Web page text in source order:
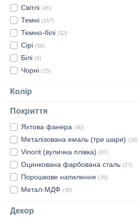
Світлі (45)
Темні (157)
Темно-білі (52)
Сірі (56)
Білі (6)
Чорні (15)
Колір
Покриття
Яхтова фанера (40)
Металізована емаль (три шари) (26)
Vinorit (вулична плівка) (87)
Оцинкована фарбована сталь (27)
Порошкове напилення (39)
Метал-МДФ (38)
Декор